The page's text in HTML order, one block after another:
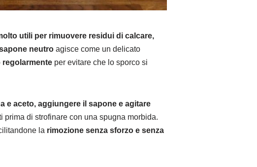
utili per rimuovere residui di calcare,
neutro agisce come un delicato
per evitare che lo sporco si
e aceto, aggiungere il sapone e agitare
di strofinare con una spugna morbida.
la rimozione senza sforzo e senza